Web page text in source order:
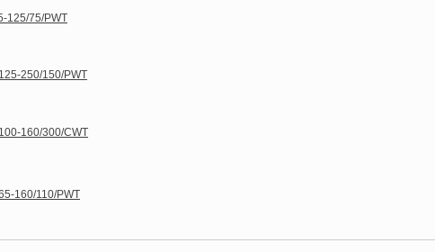
125/75/PWT
250/150/PWT
160/300/CWT
160/110/PWT